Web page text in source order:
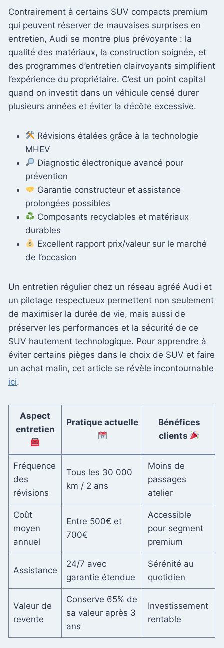
Contrairement à certains SUV compacts premium
qui peuvent réserver de mauvaises surprises en
entretien, Audi se montre plus prévoyante : la
qualité des matériaux, la construction soignée, et
des programmes d’entretien clairvoyants simplifient
l’expérience du propriétaire. C’est un point capital
quand on investit dans un véhicule censé durer
plusieurs années et éviter la décôte excessive.
Révisions étalées grâce à la technologie
MHEV
Diagnostic électronique avancé pour
prévention
Garantie constructeur et assistance
prolongées possibles
Composants recyclables et matériaux
durables
Excellent rapport prix/valeur sur le marché
de l’occasion
Un entretien régulier chez un réseau agréé Audi et
un pilotage respectueux permettent non seulement
de maximiser la durée de vie, mais aussi de
préserver les performances et la sécurité de ce
SUV hautement technologique. Pour apprendre à
éviter certains pièges dans le choix de SUV et faire
un achat malin, cet article se révèle incontournable
ici.
Aspect
entretien
Pratique actuelle
Bénéfices
clients
Fréquence
des
révisions
Tous les 30 000
km / 2 ans
Moins de
passages
atelier
Coût
moyen
annuel
Entre 500€ et
700€
Accessible
pour segment
premium
Assistance
24/7 avec
garantie étendue
Sérénité au
quotidien
Valeur de
revente
Conserve 65% de
sa valeur après 3
ans
Investissement
rentable